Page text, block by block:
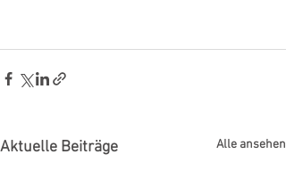
Aktuelle Beiträge Alle ansehen